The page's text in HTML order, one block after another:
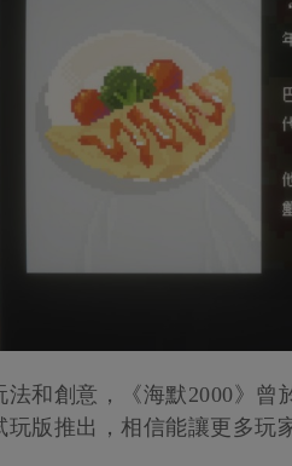
法和創意，《海默2000》曾
玩版推出，相信能讓更多玩